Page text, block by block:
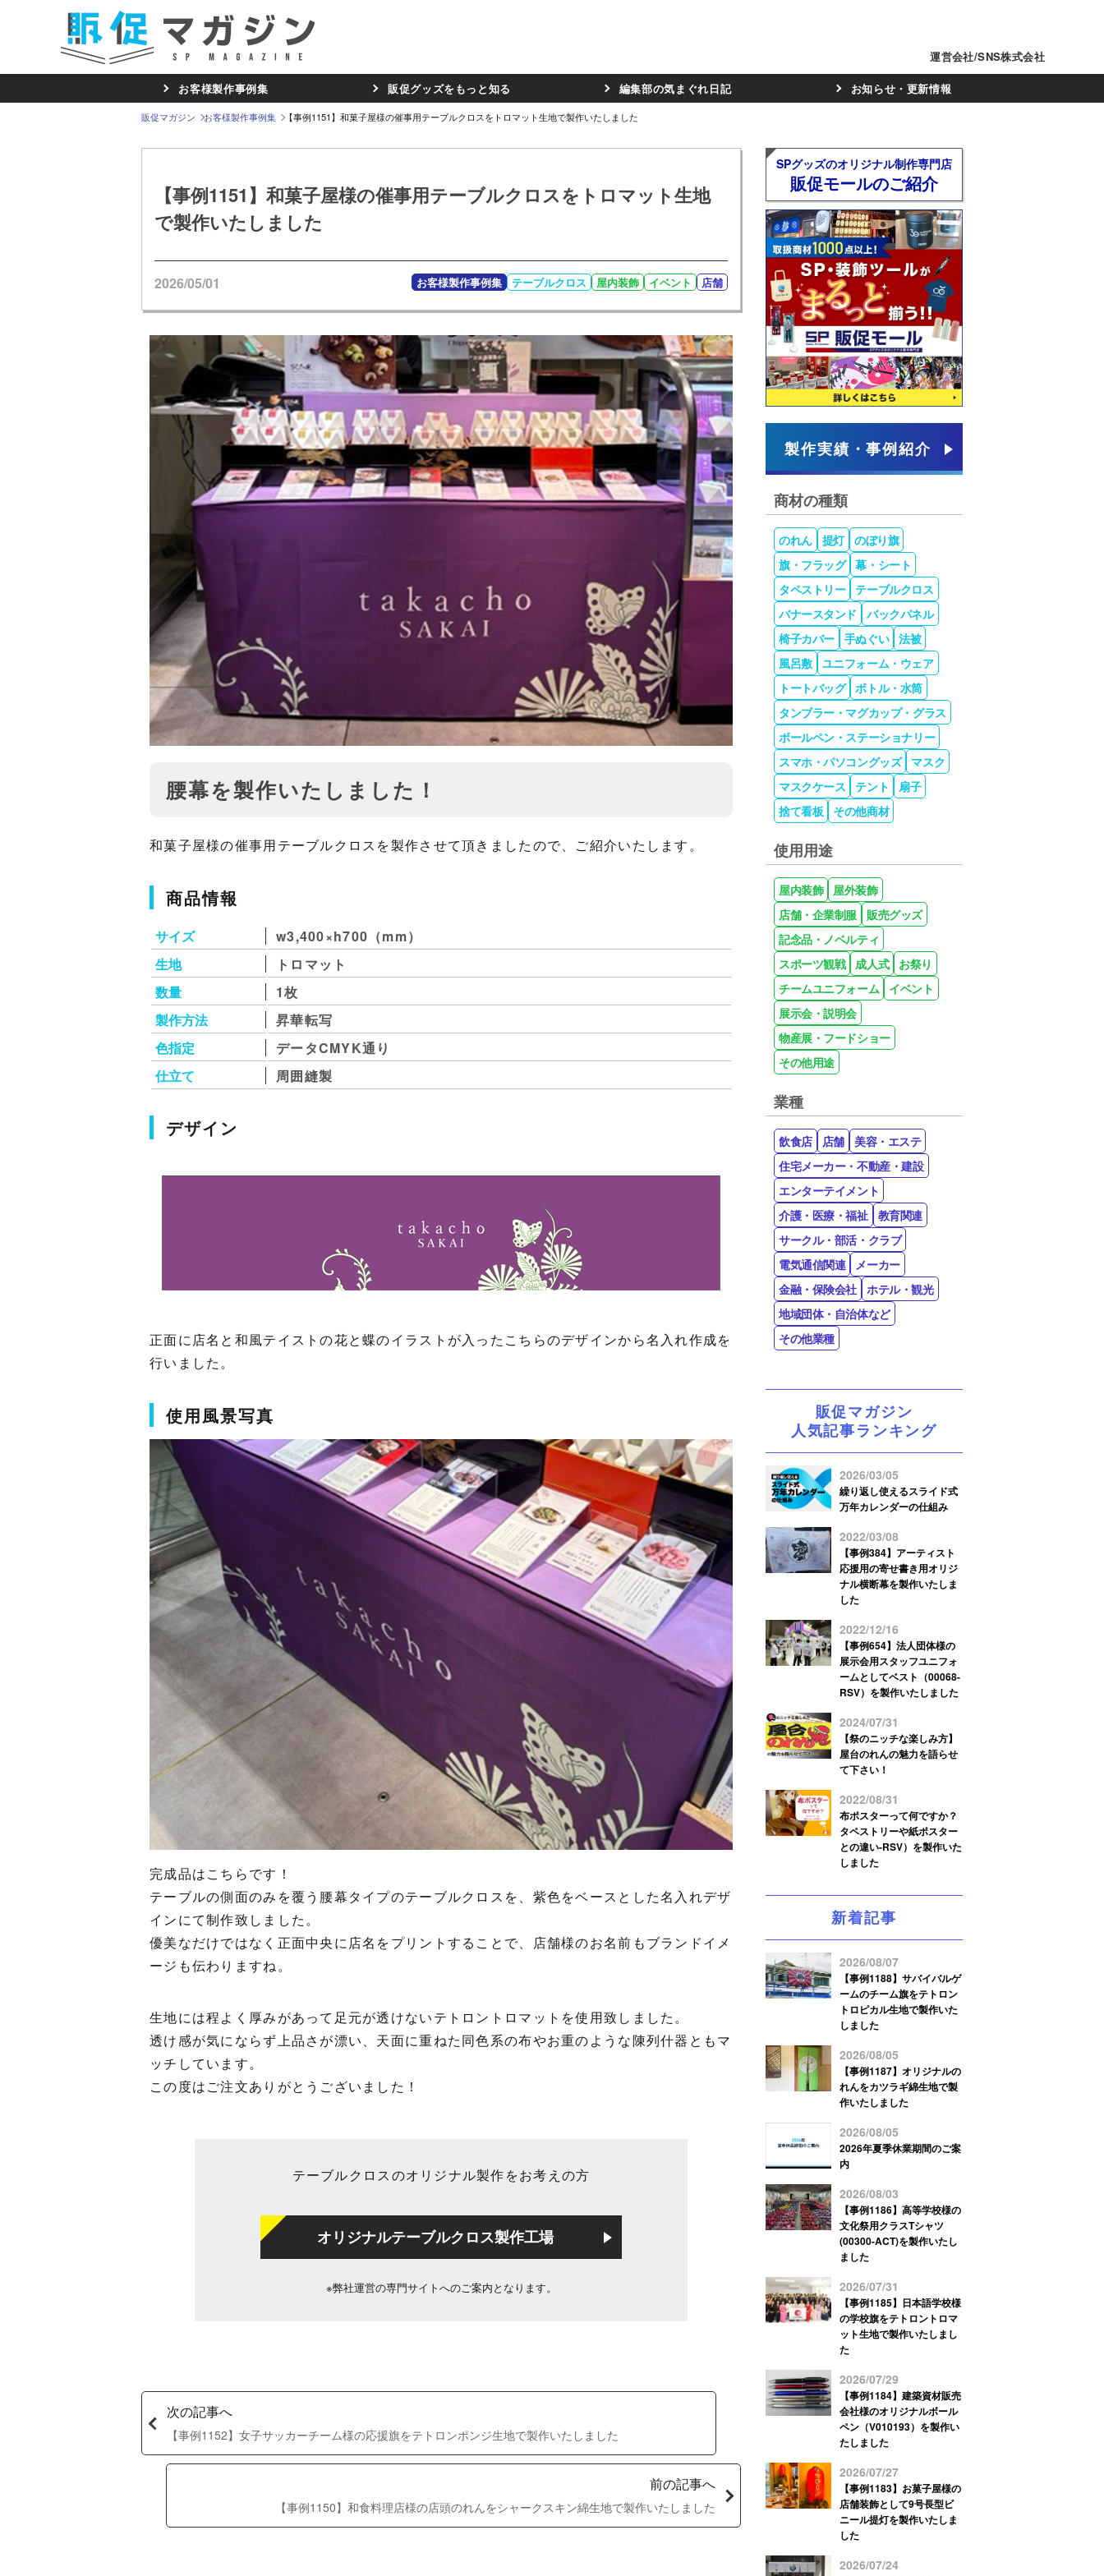
運営会社/SNS株式会社
お客様製作事例集 販促グッズをもっと知る 編集部の気まぐれ日記 お知らせ・更新情報
販促マガジン お客様製作事例集 【事例1151】和菓子屋様の催事用テーブルクロスをトロマット生地で製作いたしました
【事例1151】和菓子屋様の催事用テーブルクロスをトロマット生地
で製作いたしました
2026/05/01 お客様製作事例集 テーブルクロス 屋内装飾 イベント 店舗
腰幕を製作いたしました！
和菓子屋様の催事用テーブルクロスを製作させて頂きましたので、ご紹介いたします。
商品情報
サイズ
w3,400×h700（mm）
生地
トロマット
数量
1枚
製作方法
昇華転写
色指定
データCMYK通り
仕立て
周囲縫製
デザイン
正面に店名と和風テイストの花と蝶のイラストが入ったこちらのデザインから名入れ作成を
行いました。
使用風景写真
完成品はこちらです！
テーブルの側面のみを覆う腰幕タイプのテーブルクロスを、紫色をベースとした名入れデザ
インにて制作致しました。
優美なだけではなく正面中央に店名をプリントすることで、店舗様のお名前もブランドイメ
ージも伝わりますね。
生地には程よく厚みがあって足元が透けないテトロントロマットを使用致しました。
透け感が気にならず上品さが漂い、天面に重ねた同色系の布やお重のような陳列什器ともマ
ッチしています。
この度はご注文ありがとうございました！
テーブルクロスのオリジナル製作をお考えの方
オリジナルテーブルクロス製作工場
※弊社運営の専門サイトへのご案内となります。
次の記事へ
【事例1152】女子サッカーチーム様の応援旗をテトロンポンジ生地で製作いたしました
前の記事へ
【事例1150】和食料理店様の店頭のれんをシャークスキン綿生地で製作いたしました
SPグッズのオリジナル制作専門店
販促モールのご紹介
製作実績・事例紹介
商材の種類
のれん 提灯
のぼり旗
旗・フラッグ 幕・シート
タペストリー
テーブルクロス
バナースタンド
バックパネル
椅子カバー
手ぬぐい 法被
風呂敷
ユニフォーム・ウェア
トートバッグ ボトル・水筒
タンブラー・マグカップ・グラス
ボールペン・ステーショナリー
スマホ・パソコングッズ
マスク
マスクケース
テント
扇子
捨て看板
その他商材
使用用途
屋内装飾
屋外装飾
店舗・企業制服
販売グッズ
記念品・ノベルティ
スポーツ観戦 成人式
お祭り
チームユニフォーム
イベント
展示会・説明会
物産展・フードショー
その他用途
業種
飲食店 店舗
美容・エステ
住宅メーカー・不動産・建設
エンターテイメント
介護・医療・福祉
教育関連
サークル・部活・クラブ
電気通信関連
メーカー
金融・保険会社
ホテル・観光
地域団体・自治体など
その他業種
販促マガジン
人気記事ランキング
2026/03/05
繰り返し使えるスライド式
万年カレンダーの仕組み
2022/03/08
【事例384】アーティスト
応援用の寄せ書き用オリジ
ナル横断幕を製作いたしま
した
2022/12/16
【事例654】法人団体様の
展示会用スタッフユニフォ
ームとしてベスト（00068-
RSV）を製作いたしました
2024/07/31
【祭のニッチな楽しみ方】
屋台のれんの魅力を語らせ
て下さい！
2022/08/31
布ポスターって何ですか？
タペストリーや紙ポスター
との違い-RSV）を製作いた
しました
新着記事
2026/08/07
【事例1188】サバイバルゲ
ームのチーム旗をテトロン
トロピカル生地で製作いた
しました
2026/08/05
【事例1187】オリジナルの
れんをカツラギ綿生地で製
作いたしました
2026/08/05
2026年夏季休業期間のご案
内
2026/08/03
【事例1186】高等学校様の
文化祭用クラスTシャツ
(00300-ACT)を製作いたし
ました
2026/07/31
【事例1185】日本語学校様
の学校旗をテトロントロマ
ット生地で製作いたしまし
た
2026/07/29
【事例1184】建築資材販売
会社様のオリジナルボール
ペン（V010193）を製作い
たしました
2026/07/27
【事例1183】お菓子屋様の
店舗装飾として9号長型ビ
ニール提灯を製作いたしま
した
2026/07/24